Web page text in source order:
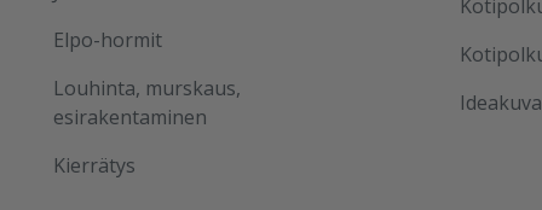
Elpo-hormit
Louhinta, murskaus,
esirakentaminen
Kierrätys